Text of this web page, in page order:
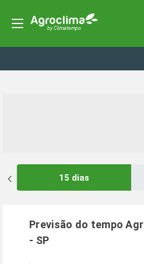
15 dias
Previsão do tempo
- SP